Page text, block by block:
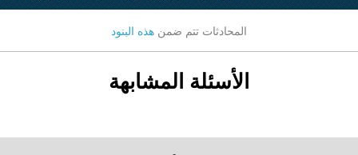
المحادثات تتم ضمن هذه البنود
الأسئلة المشابهة